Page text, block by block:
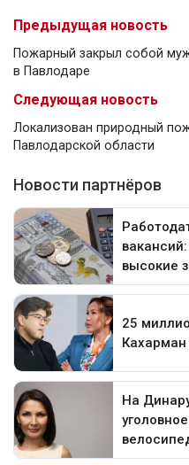
Предыдущая новость
Пожарный закрыл собой
в Павлодаре
Следующая новость
Локализован природный
Павлодарской области